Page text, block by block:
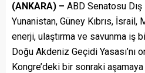
(ANKARA) – ABD Senatosu
Yunanistan, Güney Kıbrıs, İsrail,
enerji, ulaştırma ve savunma iş
Doğu Akdeniz Geçidi Yasası’nı
Kongre’deki bir sonraki aşamaya